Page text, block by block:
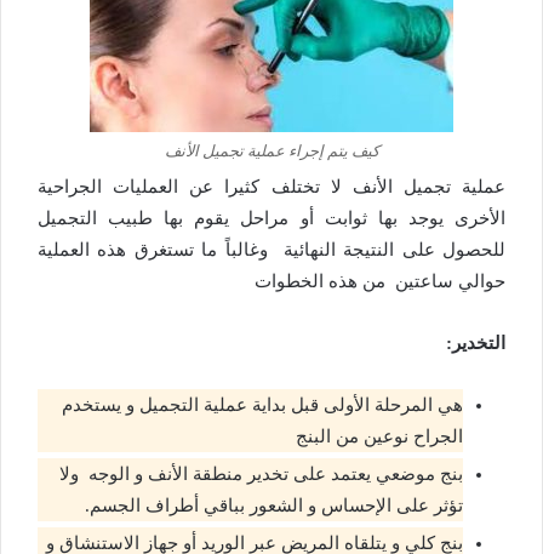
كيف يتم إجراء عملية تجميل الأنف
عملية تجميل الأنف لا تختلف كثيرا عن العمليات الجراحية
الأخرى يوجد بها ثوابت أو مراحل يقوم بها طبيب التجميل
للحصول على النتيجة النهائية وغالباً ما تستغرق هذه العملية
حوالي ساعتين من هذه الخطوات
التخدير:
هي المرحلة الأولى قبل بداية عملية التجميل و يستخدم
الجراح نوعين من البنج
بنج موضعي يعتمد على تخدير منطقة الأنف و الوجه ولا
تؤثر على الإحساس و الشعور بباقي أطراف الجسم.
بنج كلي و يتلقاه المريض عبر الوريد أو جهاز الاستنشاق و